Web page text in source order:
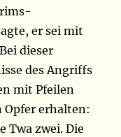
er sei mit
dieser
des Angriffs
mit Pfeilen
Opfer erhalten:
Twa zwei. Die